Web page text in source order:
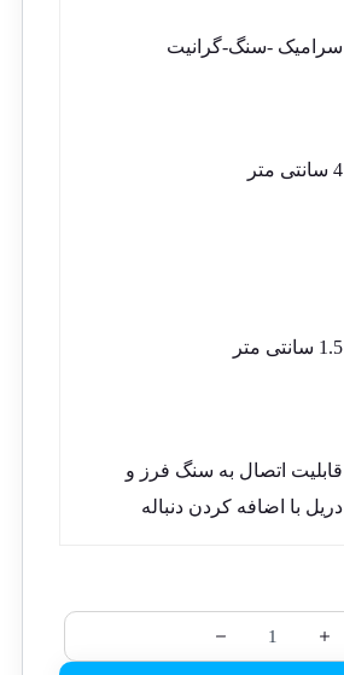
سرامیک -سنگ-گرانیت
4 سانتی متر
1.5 سانتی متر
قابلیت اتصال به سنگ فرز و
دریل با اضافه کردن دنباله